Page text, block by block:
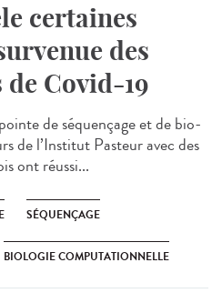
certaines
des
de Covid-19
de séquençage et de bio-
de l’Institut Pasteur avec des
ont réussi...
SÉQUENÇAGE
BIOLOGIE COMPUTATIONNELLE